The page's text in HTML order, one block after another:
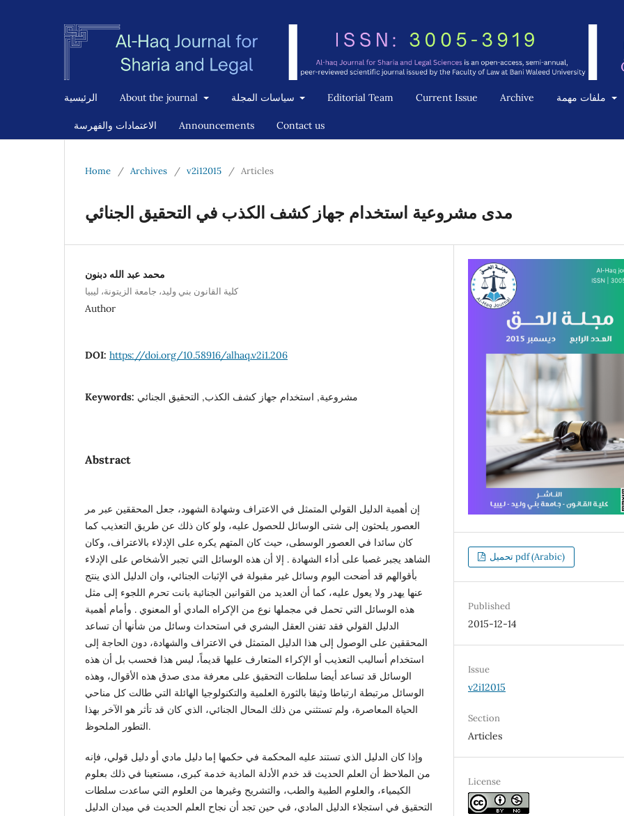
الرئيسية About the journal Editorial Team Current Issue Archive
الاعتمادات والفهرسة Announcements Contact us
Home / Archives / v2i12015 / Articles
مدى مشروعية استخدام جهاز كشف الكذب في التحقيق الجنائي
محمد عبد الله دبنون
كلية القانون بني وليد، جامعة الزيتونة، ليبيا
Author
DOI: https://doi.org/10.58916/alhaq.v2i1.206
Keywords: مشروعية, استخدام جهاز كشف الكذب, التحقيق الجنائي
Abstract
إن أهمية الدليل القولي المتمثل في الاعتراف وشهادة الشهود، جعل المحققين عبر مر
العصور يلحثون إلى شتى الوسائل للحصول عليه، ولو كان ذلك عن طريق التعذيب كما
كان سائدا في العصور الوسطى، حيث كان المتهم يكره على الإدلاء بالاعتراف، وكان
الشاهد يجبر غصبا على أداء الشهادة . إلا أن هذه الوسائل التي تجبر الأشخاص على الإدلاء
بأقوالهم قد أضحت اليوم وسائل غير مقبولة في الإثبات الجنائي، وان الدليل الذي ينتج
عنها يهدر ولا يعول عليه، كما أن العديد من القوانين الجنائية بانت تحرم اللجوء إلى مثل
هذه الوسائل التي تحمل في مجملها نوع من الإكراه المادي أو المعنوي . وأمام أهمية
الدليل القولي فقد تفنن العقل البشري في استحداث وسائل من شأنها أن تساعد
المحققين على الوصول إلى هذا الدليل المتمثل في الاعتراف والشهادة، دون الحاجة إلى
استخدام أساليب التعذيب أو الإكراء المتعارف عليها قديماً، ليس هذا فحسب بل أن هذه
الوسائل قد تساعد أيضا سلطات التحقيق على معرفة مدى صدق هذه الأقوال، وهذه
الوسائل مرتبطة ارتباطا وثيقا بالثورة العلمية والتكنولوجيا الهائلة التي طالت كل مناحي
الحياة المعاصرة، ولم تستثني من ذلك المحال الجنائي، الذي كان قد تأثر هو الآخر بهذا
التطور الملحوظ.
وإذا كان الدليل الذي تستند عليه المحكمة في حكمها إما دليل مادي أو دليل قولي، فإنه
من الملاحظ أن العلم الحديث قد خدم الأدلة المادية خدمة كبرى، مستعينا في ذلك بعلوم
الكيمياء، والعلوم الطبية والطب، والتشريح وغيرها من العلوم التي ساعدت سلطات
التحقيق في استجلاء الدليل المادي، في حين تجد أن نجاح العلم الحديث في ميدان الدليل
تحميل pdf (Arabic)
Published
2015-12-14
Issue
v2i12015
Section
Articles
License